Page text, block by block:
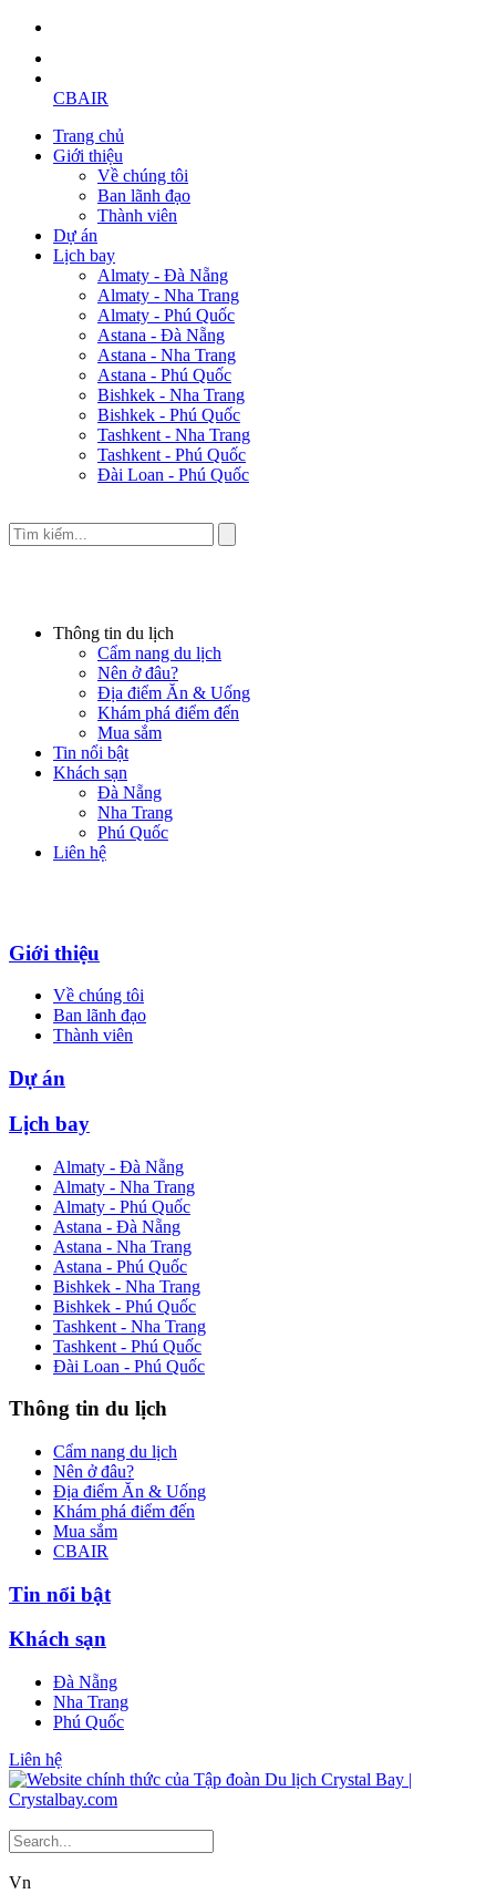
CBAIR
Trang chủ
Giới thiệu
Về chúng tôi
Ban lãnh đạo
Thành viên
Dự án
Lịch bay
Almaty - Đà Nẵng
Almaty - Nha Trang
Almaty - Phú Quốc
Astana - Đà Nẵng
Astana - Nha Trang
Astana - Phú Quốc
Bishkek - Nha Trang
Bishkek - Phú Quốc
Tashkent - Nha Trang
Tashkent - Phú Quốc
Đài Loan - Phú Quốc
Thông tin du lịch
Cẩm nang du lịch
Nên ở đâu?
Địa điểm Ăn & Uống
Khám phá điểm đến
Mua sắm
Tin nổi bật
Khách sạn
Đà Nẵng
Nha Trang
Phú Quốc
Liên hệ
Giới thiệu
Về chúng tôi
Ban lãnh đạo
Thành viên
Dự án
Lịch bay
Almaty - Đà Nẵng
Almaty - Nha Trang
Almaty - Phú Quốc
Astana - Đà Nẵng
Astana - Nha Trang
Astana - Phú Quốc
Bishkek - Nha Trang
Bishkek - Phú Quốc
Tashkent - Nha Trang
Tashkent - Phú Quốc
Đài Loan - Phú Quốc
Thông tin du lịch
Cẩm nang du lịch
Nên ở đâu?
Địa điểm Ăn & Uống
Khám phá điểm đến
Mua sắm
CBAIR
Tin nổi bật
Khách sạn
Đà Nẵng
Nha Trang
Phú Quốc
Liên hệ
Vn